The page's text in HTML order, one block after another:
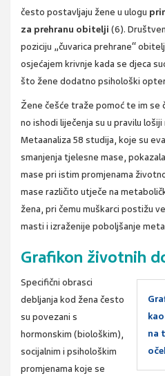
često postavljaju žene u ulogu
za prehranu obitelji (6).
poziciju „čuvarica prehrane“
osjećajem krivnje kada se djeca
što žene dodatno psihološki
Žene češće traže pomoć te im se
no ishodi liječenja su u pravilu
Metaanaliza 58 studija, koje su
smanjenja tjelesne mase,
mase pri istim promjenama
mase različito utječe na
žena, pri čemu muškarci postižu
masti i izraženije poboljšanje
Grafikon životnih
na
Specifični obrasci
debljanja kod žena često
su povezani s
hormonskim (biološkim),
socijalnim i psihološkim
promjenama koje se